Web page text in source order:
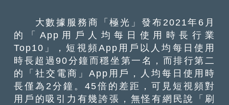
大數據服務商「極光」發布2021年6月
的「App用戶人均每日使用時長行業
Top10」，短視頻App用戶以人均每日使用
時長超過90分鐘而穩坐第一名，而排行第二
的「社交電商」App用戶，人均每日使用時
長僅為2分鐘。45倍的差距，可見短視頻對
用戶的吸引力有幾誇張，無怪有網民說「刷